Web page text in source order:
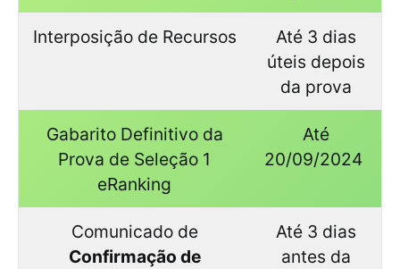
Interposição de Recursos
Até 3 dias
úteis depois
da prova
Gabarito Definitivo da
Prova de Seleção 1
eRanking
Até
20/09/2024
Comunicado de
Confirmação de
Até 3 dias
antes da